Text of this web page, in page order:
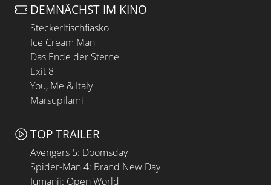
DEMNÄCHST IM KINO
Steckerlfischfiasko
Ice Cream Man
Das Ende der Sterne
Exit 8
You, Me & Italy
Marsupilami
TOP TRAILER
Avengers 5: Doomsday
Spider-Man 4: Brand New Day
Jumanji: Open World